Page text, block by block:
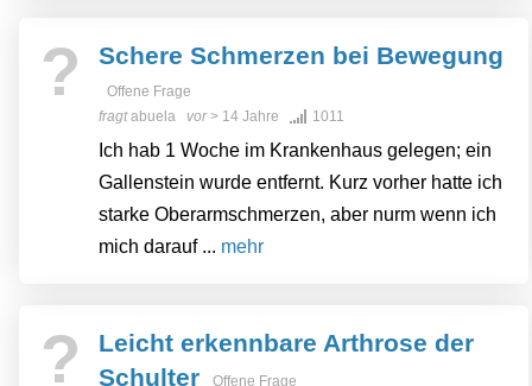
? Schere Schmerzen bei Bewegung
Offene Frage
fragtabuela vor> 14 Jahre 1011
Ich hab 1 Woche im Krankenhaus gelegen; ein
Gallenstein wurde entfernt. Kurz vorher hatte ich
starke Oberarmschmerzen, aber nurm wenn ich
mich darauf ... mehr
?
Leicht erkennbare Arthrose der
Schulter
Offene Frage